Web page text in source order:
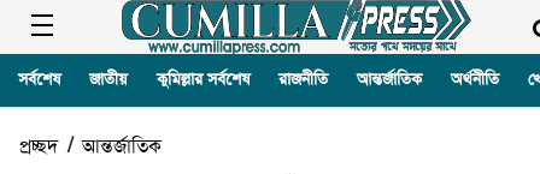
সর্বশেষ জাতীয় কুমিল্লার সর্বশেষ রাজনীতি আন্তর্জাতিক অর্থনীতি
প্রচ্ছদ/আন্তর্জাতিক